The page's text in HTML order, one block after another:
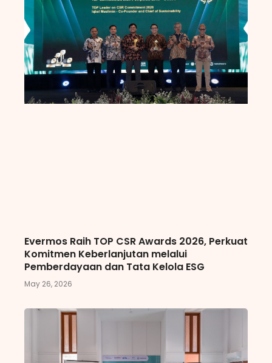
Evermos Raih TOP CSR Awards 2026, Perkuat
Komitmen Keberlanjutan melalui
Pemberdayaan dan Tata Kelola ESG
May 26, 2026